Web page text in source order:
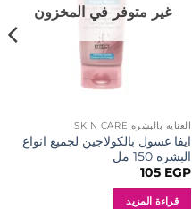
غير متوفر في المخزون
العنايه بالبشره SKIN CARE
ايفا غسول بالكولاجين لجميع انواع
البشرة 150 مل
105 EGP
قراءة المزيد